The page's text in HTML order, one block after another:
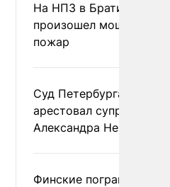
На НПЗ в Братиславе
произошел мощный
пожар
Суд Петербурга заочно
арестовал супругу
Александра Невзорова
Финские пограничники